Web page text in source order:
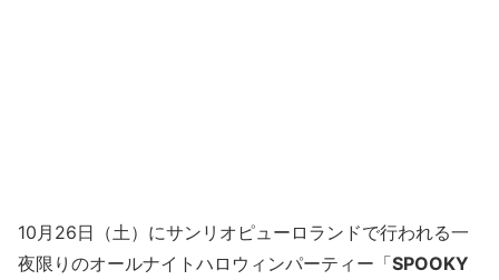
10月26日（土）にサンリオピューロランドで行われる一
夜限りのオールナイトハロウィンパーティー「SPOOKY